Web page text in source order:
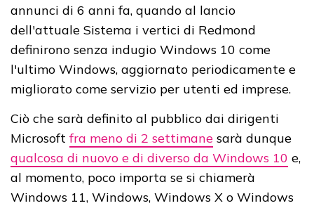
annunci di 6 anni fa, quando al lancio
dell'attuale Sistema i vertici di Redmond
definirono senza indugio Windows 10 come
l'ultimo Windows, aggiornato periodicamente e
migliorato come servizio per utenti ed imprese.
Ciò che sarà definito al pubblico dai dirigenti
Microsoft fra meno di 2 settimane sarà dunque
qualcosa di nuovo e di diverso da Windows 10 e,
al momento, poco importa se si chiamerà
Windows 11, Windows, Windows X o Windows